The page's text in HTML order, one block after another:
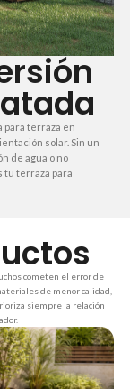
para terraza en
solar. Sin un
de agua o no
tu terraza para
cometen el error de
de menor calidad,
siempre la relación